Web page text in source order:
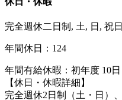
完全週休二日制, 土, 日, 祝
年間休日：124
年間有給休暇：初年度 10
【休日・休暇詳細】
完全週休2日制（土・日）